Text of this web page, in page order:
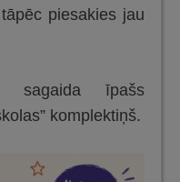
piesakies jau
sagaida īpašs
komplektiņš.